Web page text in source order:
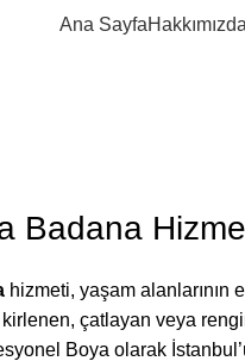
Ana SayfaHakkımızda
..
Badana
hizmeti, yaşam alanlarının
kirlenen, çatlayan veya
Boya olarak